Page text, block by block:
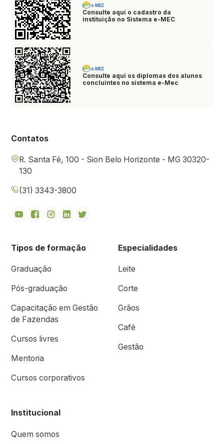
Consulte aqui o cadastro da
instituição no Sistema e-MEC
Consulte aqui os diplomas dos alunos
concluintes no sistema e-Mec
Tipos de formação
Graduação
Pós-graduação
Capacitação em Gestão
de Fazendas
Cursos livres
Mentoria
Cursos corporativos
Especialidades
Leite
Corte
Grãos
Café
Gestão
Institucional
Quem somos
Contatos
R. Santa Fé, 100 - Sion Belo Horizonte - MG 30320-
130
(31) 3343-3800